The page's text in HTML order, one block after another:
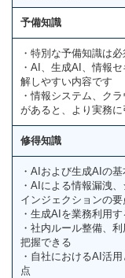
予備知識
・特別な予備知識は
・AI、生成AI、情報
解しやすい内容です
・情報システム、ク
があると、より実務
修得知識
・AIおよび生成AIの
・AIによる情報漏洩
インジェクションの
・生成AIを業務利用
・社内ルール整備、
把握できる
・自社におけるAI活
点